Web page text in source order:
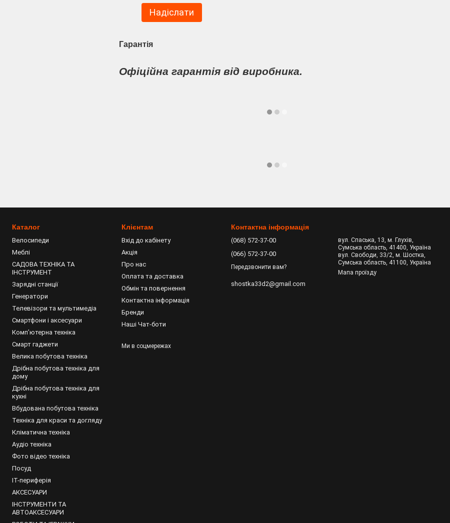
Надіслати
Гарантія
Офіційна гарантія від виробника.
Каталог
Велосипеди
Меблі
САДОВА ТЕХНІКА ТА
ІНСТРУМЕНТ
Зарядні станції
Генератори
Телевізори та мультимедіа
Смартфони і аксесуари
Компʼютерна техніка
Смарт гаджети
Велика побутова техніка
Дрібна побутова техніка для
дому
Дрібна побутова техніка для
кухні
Вбудована побутова техніка
Техніка для краси та догляду
Кліматична техніка
Аудіо техніка
Фото відео техніка
Посуд
IT-периферія
АКСЕСУАРИ
ІНСТРУМЕНТИ ТА
АВТОАКСЕСУАРИ
Клієнтам
Вхід до кабінету
Акція
Про нас
Оплата та доставка
Обмін та повернення
Контактна інформація
Бренди
Наші Чат-боти
Ми в соцмережах
Контактна інформація
(068) 572-37-00
(066) 572-37-00
Передзвонити вам?
shostka33d2@gmail.com
вул. Спаська, 13, м. Глухів,
Сумська область, 41400, Україна
вул. Свободи, 33/2, м. Шостка,
Сумська область, 41100, Україна
Мапа проїзду